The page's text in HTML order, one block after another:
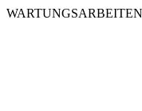
WARTUNGSARBEITEN